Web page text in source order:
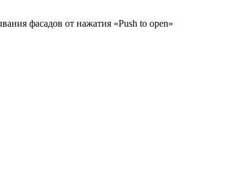
фасадов от нажатия «Push to open»